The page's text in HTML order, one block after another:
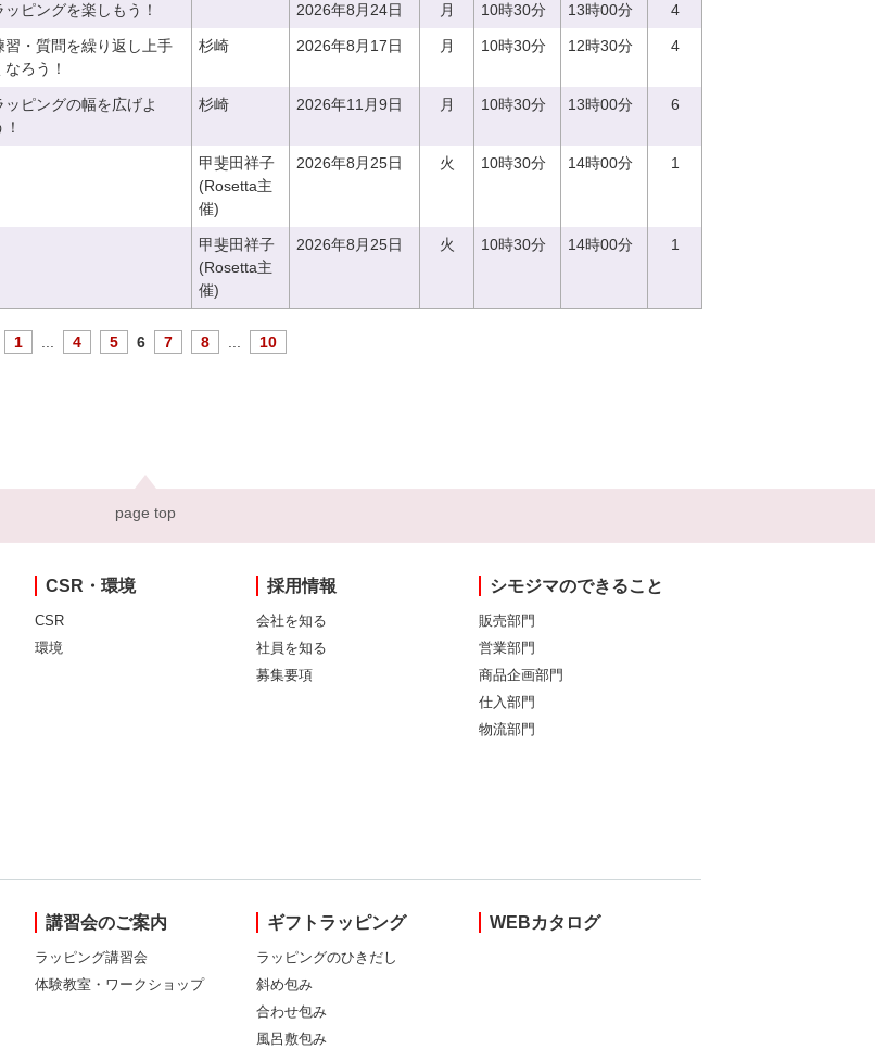
ッピングを楽しもう！ 2026年8月24日 月 10時30分 13時00分 4
習・質問を繰り返し上手
なろう！
杉崎 2026年8月17日 月 10時30分 12時30分 4
ッピングの幅を広げよ
！
杉崎 2026年11月9日 月 10時30分 13時00分 6
甲斐田祥子
(Rosetta主
催)
2026年8月25日 火 10時30分 14時00分 1
甲斐田祥子
(Rosetta主
催)
2026年8月25日 火 10時30分 14時00分 1
1 4 5 6 7 8 10
page top
CSR・環境
CSR
環境
採用情報
会社を知る
社員を知る
募集要項
シモジマのできること
販売部門
営業部門
商品企画部門
仕入部門
物流部門
講習会のご案内
ラッピング講習会
体験教室・ワークショップ
ギフトラッピング
ラッピングのひきだし
斜め包み
合わせ包み
風呂敷包み
WEBカタログ